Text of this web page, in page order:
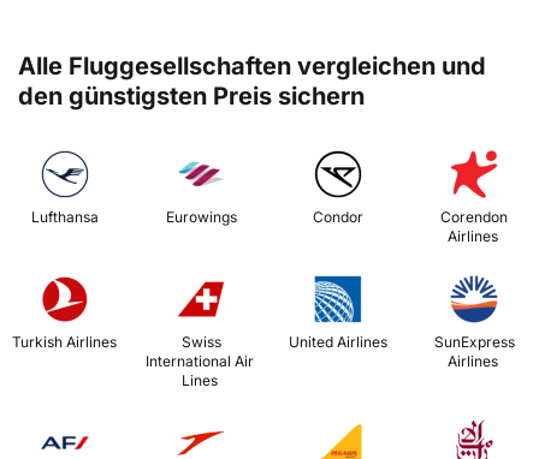
Alle Fluggesellschaften vergleichen und
den günstigsten Preis sichern
Lufthansa Eurowings Condor
Corendon
Airlines
Turkish Airlines
International Air
Lines
United Airlines
Airlines